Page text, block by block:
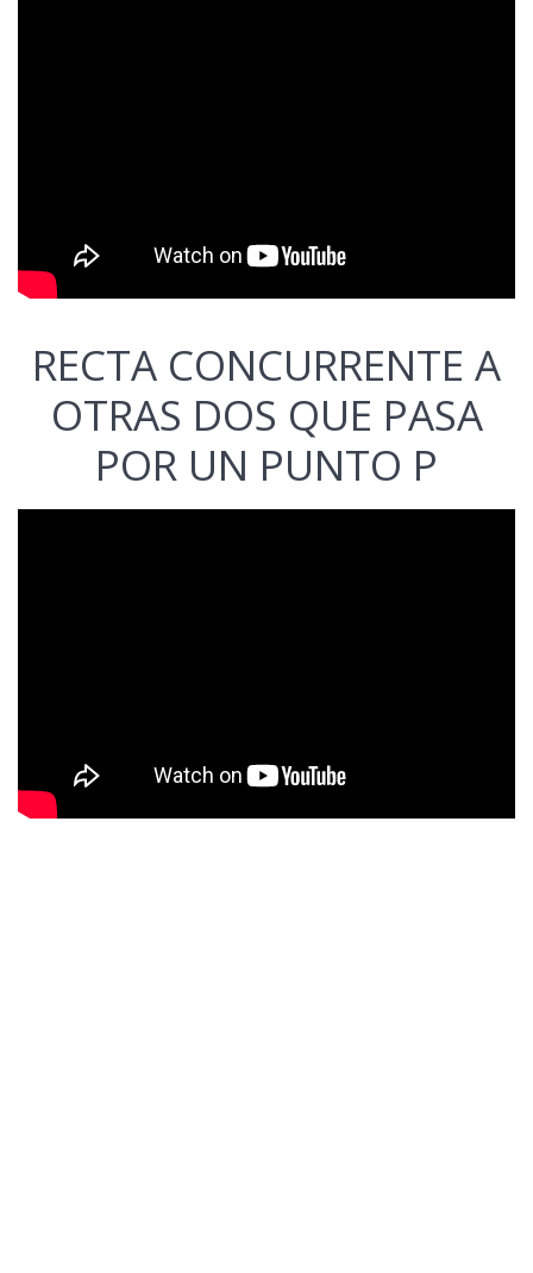
RECTA CONCURRENTE A
OTRAS DOS QUE PASA
POR UN PUNTO P